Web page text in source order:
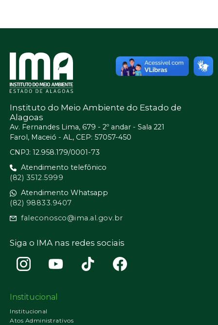
Instituto do Meio Ambiente do Estado de
Alagoas
Av. Fernandes Lima, 679 - 2º andar - Sala 221
Farol, Maceió - AL, CEP: 57057-450
CNPJ: 12.958.179/0001-73
Atendimento telefônico
(82) 3512.5999
Atendimento Whatsapp
(82) 98833.9407
faleconosco@ima.al.gov.br
Siga o IMA nas redes sociais
Institucional
Institucional
Atos Administrativos